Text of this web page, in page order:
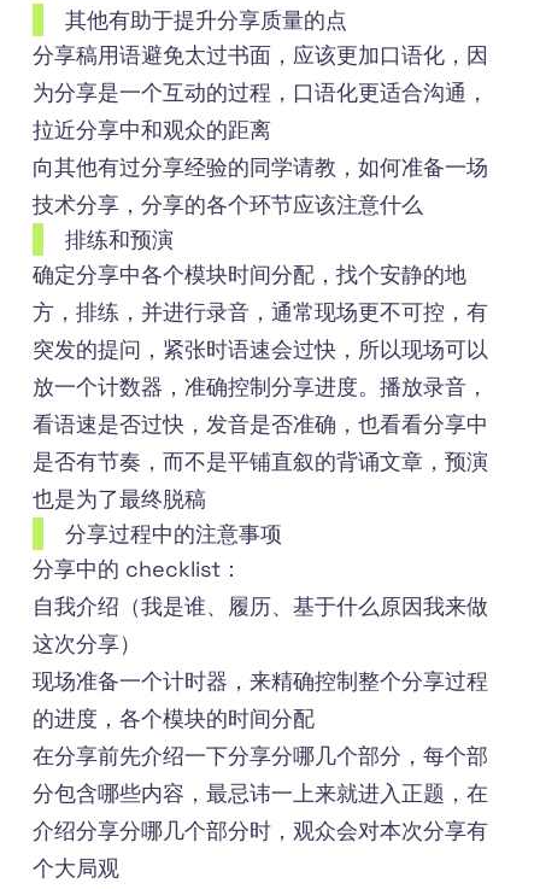
其他有助于提升分享质量的点
分享稿用语避免太过书面，应该更加口语化，因
为分享是一个互动的过程，口语化更适合沟通，
拉近分享中和观众的距离
向其他有过分享经验的同学请教，如何准备一场
技术分享，分享的各个环节应该注意什么
排练和预演
确定分享中各个模块时间分配，找个安静的地
方，排练，并进行录音，通常现场更不可控，有
突发的提问，紧张时语速会过快，所以现场可以
放一个计数器，准确控制分享进度。播放录音，
看语速是否过快，发音是否准确，也看看分享中
是否有节奏，而不是平铺直叙的背诵文章，预演
也是为了最终脱稿
分享过程中的注意事项
分享中的 checklist：
自我介绍（我是谁、履历、基于什么原因我来做
这次分享）
现场准备一个计时器，来精确控制整个分享过程
的进度，各个模块的时间分配
在分享前先介绍一下分享分哪几个部分，每个部
分包含哪些内容，最忌讳一上来就进入正题，在
介绍分享分哪几个部分时，观众会对本次分享有
个大局观